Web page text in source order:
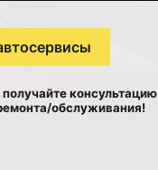
консультацию
обслуживания!